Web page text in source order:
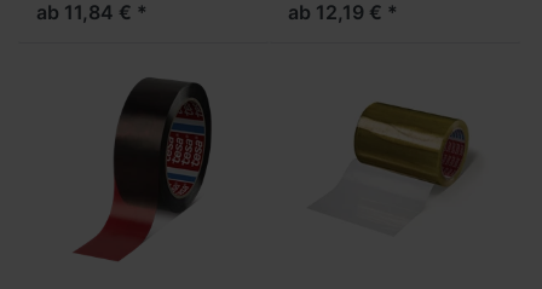
sich z.B. zum abdecken
beim Galvanisieren.
ab 11,84 € *
sich z.B. zum abdecken
beim Galvanisieren.
ab 12,19 € *